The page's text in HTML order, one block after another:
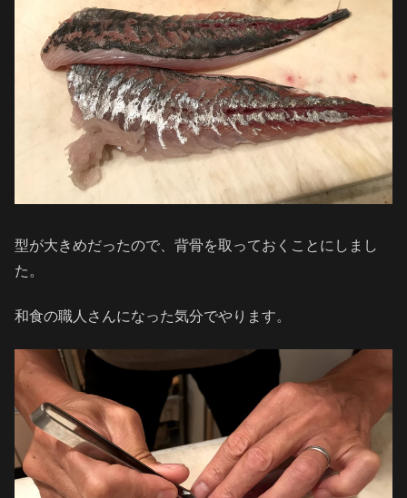
型が大きめだったので、背骨を取っておくことにしまし
た。
和食の職人さんになった気分でやります。